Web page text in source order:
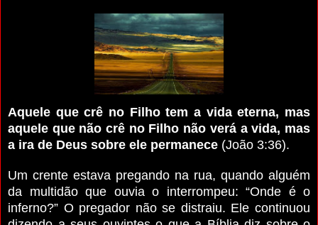
Aquele que crê no Filho tem a vida eterna, mas
aquele que não crê no Filho não verá a vida, mas
a ira de Deus sobre ele permanece (João 3:36).
Um crente estava pregando na rua, quando alguém
da multidão que ouvia o interrompeu: “Onde é o
inferno?” O pregador não se distraiu. Ele continuou